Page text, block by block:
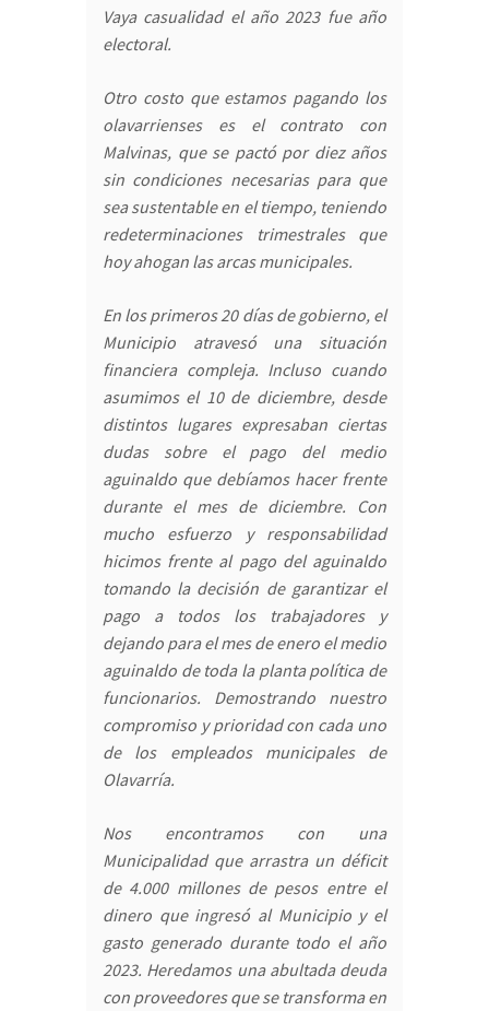
Vaya casualidad el año 2023 fue año
electoral.
Otro costo que estamos pagando los
olavarrienses es el contrato con
Malvinas, que se pactó por diez años
sin condiciones necesarias para que
sea sustentable en el tiempo, teniendo
redeterminaciones trimestrales que
hoy ahogan las arcas municipales.
En los primeros 20 días de gobierno, el
Municipio atravesó una situación
financiera compleja. Incluso cuando
asumimos el 10 de diciembre, desde
distintos lugares expresaban ciertas
dudas sobre el pago del medio
aguinaldo que debíamos hacer frente
durante el mes de diciembre. Con
mucho esfuerzo y responsabilidad
hicimos frente al pago del aguinaldo
tomando la decisión de garantizar el
pago a todos los trabajadores y
dejando para el mes de enero el medio
aguinaldo de toda la planta política de
funcionarios. Demostrando nuestro
compromiso y prioridad con cada uno
de los empleados municipales de
Olavarría.
Nos encontramos con una
Municipalidad que arrastra un déficit
de 4.000 millones de pesos entre el
dinero que ingresó al Municipio y el
gasto generado durante todo el año
2023. Heredamos una abultada deuda
con proveedores que se transforma en